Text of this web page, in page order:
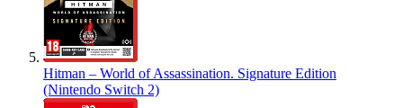
Hitman – World of Assassination. Signature Edition
(Nintendo Switch 2)